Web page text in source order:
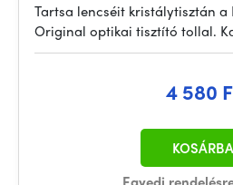
Tartsa lencséit kristálytisztán a
Original optikai tisztító tollal.
4 580
KOSÁRBA